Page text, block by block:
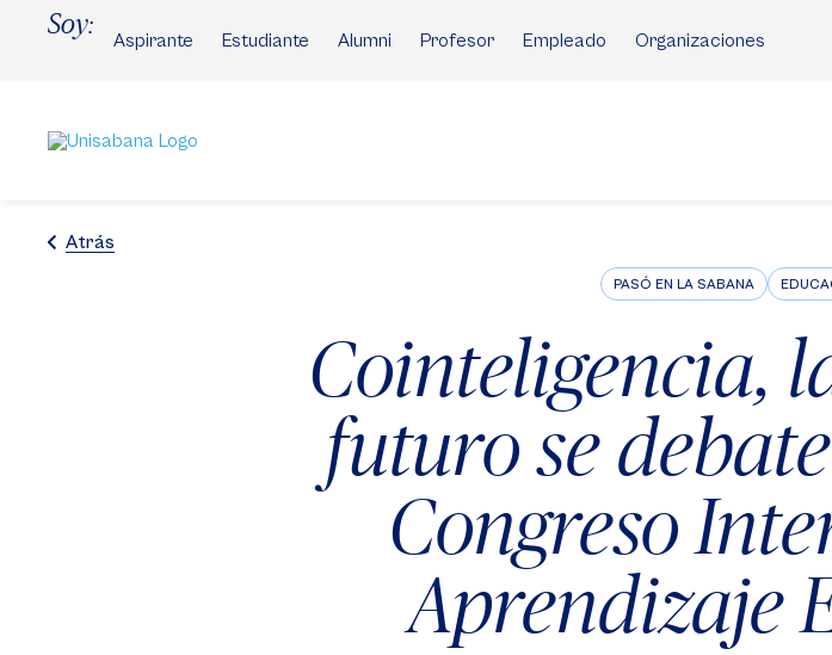
Soy:
Aspirante Estudiante Alumni Profesor Empleado Organizaciones
Atrás
PASÓ EN LA SABANA
Cointeligencia,
futuro se
Congreso
Aprendizaje